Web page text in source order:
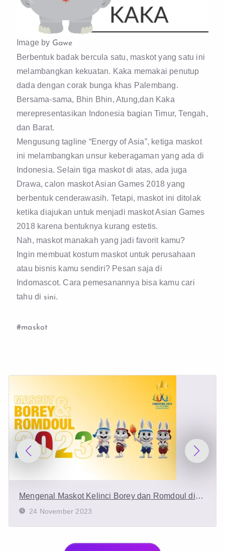
Image by Gawe
Berbentuk badak bercula satu, maskot yang satu ini
melambangkan kekuatan. Kaka memakai penutup
dada dengan corak bunga khas Palembang.
Bersama-sama, Bhin Bhin, Atung,dan Kaka
merepresentasikan Indonesia bagian Timur, Tengah,
dan Barat.
Mengusung tagline “Energy of Asia”, ketiga maskot
ini melambangkan unsur keberagaman yang ada di
Indonesia. Selain tiga maskot di atas, ada juga
Drawa, calon maskot Asian Games 2018 yang
berbentuk cenderawasih. Tetapi, maskot ini ditolak
ketika diajukan untuk menjadi maskot Asian Games
2018 karena bentuknya kurang estetis.
Nah, maskot manakah yang jadi favorit kamu?
Ingin membuat kostum maskot untuk perusahaan
atau bisnis kamu sendiri? Pesan saja di
Indomascot. Cara pemesanannya bisa kamu cari
tahu di sini.
#maskot
Mengenal Maskot Kelinci Borey dan Romdoul di
Pembukaan SEA Games 2023
24 November 2023